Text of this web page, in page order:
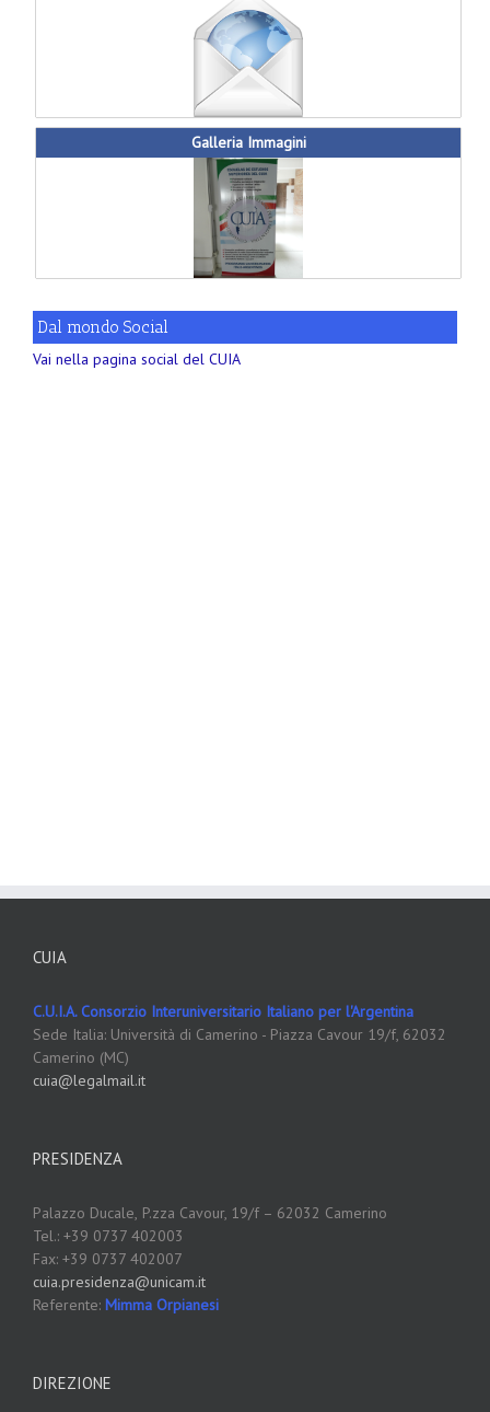
Galleria Immagini
Dal mondo Social
Vai nella pagina social del CUIA
CUIA
C.U.I.A. Consorzio Interuniversitario Italiano per l'Argentina
Sede Italia: Università di Camerino - Piazza Cavour 19/f, 62032
Camerino (MC)
cuia@legalmail.it
PRESIDENZA
Palazzo Ducale, P.zza Cavour, 19/f – 62032 Camerino
Tel.: +39 0737 402003
Fax: +39 0737 402007
cuia.presidenza@unicam.it
Referente: Mimma Orpianesi
DIREZIONE